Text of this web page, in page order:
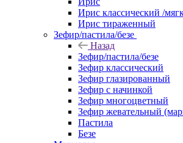
Ирис классический /
Ирис тираженный
Зефир/пастила/безе
Назад
Зефир/пастила/безе
Зефир классический
Зефир глазированный
Зефир с начинкой
Зефир многоцветный
Зефир жевательный
Пастила
Безе